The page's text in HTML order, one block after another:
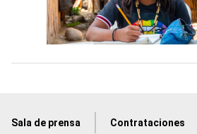
Sala de prensa Contrataciones